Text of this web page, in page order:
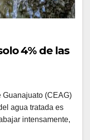
4% de las
Guanajuato (CEAG)
agua tratada es
intensamente,